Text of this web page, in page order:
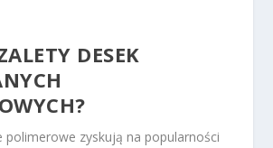
DESEK
polimerowe zyskują na popularności